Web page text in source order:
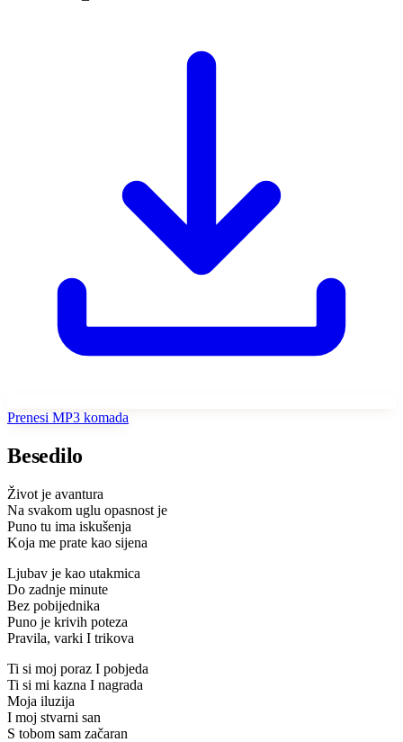
Prenesi MP3 komada
Besedilo
Život je avantura
Na svakom uglu opasnost je
Puno tu ima iskušenja
Koja me prate kao sijena
Ljubav je kao utakmica
Do zadnje minute
Bez pobijednika
Puno je krivih poteza
Pravila, varki I trikova
Ti si moj poraz I pobjeda
Ti si mi kazna I nagrada
Moja iluzija
I moj stvarni san
S tobom sam začaran